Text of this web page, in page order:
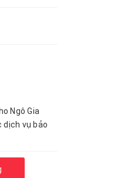
Ngô Gia
dịch vụ bảo